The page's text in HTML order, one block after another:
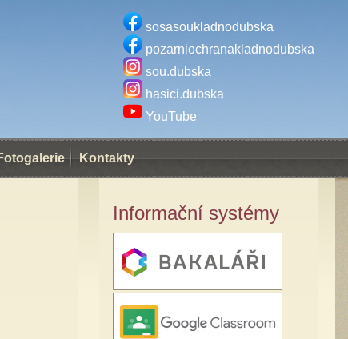
sosasoukladnodubska
pozarniochranakladnodubska
sou.dubska
hasici.dubska
YouTube
Kontakty
Informační systémy